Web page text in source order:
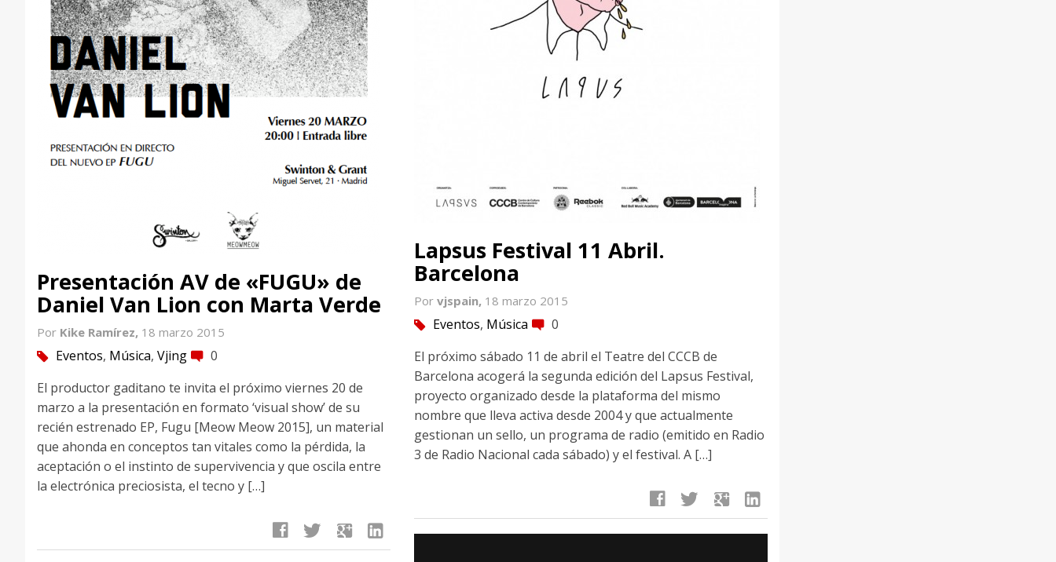
Lapsus Festival 11 Abril.
Barcelona
Por vjspain, 18 marzo 2015
tag Eventos, Música comment 0
El próximo sábado 11 de abril el Teatre del CCCB de
Barcelona acogerá la segunda edición del Lapsus Festival,
proyecto organizado desde la plataforma del mismo
nombre que lleva activa desde 2004 y que actualmente
gestionan un sello, un programa de radio (emitido en Radio
3 de Radio Nacional cada sábado) y el festival. A […]
facebook twitter google linkedin
Presentación AV de «FUGU» de
Daniel Van Lion con Marta Verde
Por Kike Ramírez, 18 marzo 2015
tag Eventos, Música, Vjing comment 0
El productor gaditano te invita el próximo viernes 20 de
marzo a la presentación en formato ‘visual show’ de su
recién estrenado EP, Fugu [Meow Meow 2015], un material
que ahonda en conceptos tan vitales como la pérdida, la
aceptación o el instinto de supervivencia y que oscila entre
la electrónica preciosista, el tecno y […]
facebook twitter google linkedin